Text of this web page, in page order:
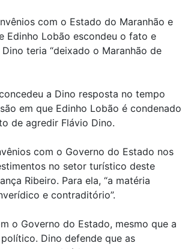
com o Estado do Maranhão e
Edinho Lobão escondeu o fato e
teria “deixado o Maranhão de
a Dino resposta no tempo
em que Edinho Lobão é condenado
de agredir Flávio Dino.
com o Governo do Estado nos
no setor turístico deste
Ribeiro. Para ela, “a matéria
e contraditório”.
o Governo do Estado, mesmo que a
Dino defende que as